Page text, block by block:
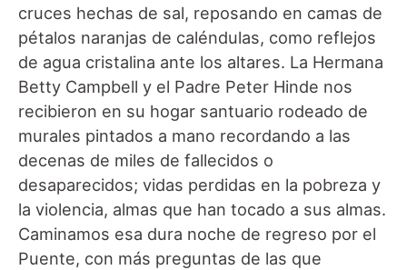
cruces hechas de sal, reposando en camas de
pétalos naranjas de caléndulas, como reflejos
de agua cristalina ante los altares. La Hermana
Betty Campbell y el Padre Peter Hinde nos
recibieron en su hogar santuario rodeado de
murales pintados a mano recordando a las
decenas de miles de fallecidos o
desaparecidos; vidas perdidas en la pobreza y
la violencia, almas que han tocado a sus almas.
Caminamos esa dura noche de regreso por el
Puente, con más preguntas de las que